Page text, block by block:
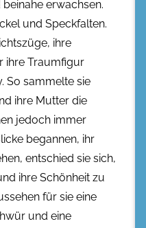
erwachsen.
und Speckfalten.
ihre
ihre Traumfigur
So sammelte sie
ihre Mutter die
jedoch immer
begannen, ihr
entschied sie sich,
ihre Schönheit zu
für sie eine
und eine